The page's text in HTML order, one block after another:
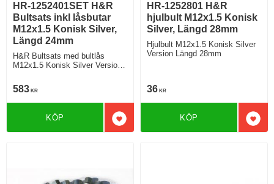
HR-1252401SET H&R
Bultsats inkl låsbutar
M12x1.5 Konisk Silver,
Längd 24mm
H&R Bultsats med bultlås
M12x1.5 Konisk Silver Version
583 KR
Lägg till i favoriter
KÖP
HR-1252801 H&R
hjulbult M12x1.5 Konisk
Silver, Längd 28mm
Hjulbult M12x1.5 Konisk Silver
Version Längd 28mm
36 KR
KÖP